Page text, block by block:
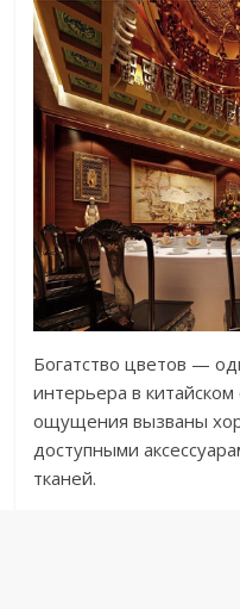
Богатство цветов —
интерьера в
ощущения вызваны
доступными
тканей.